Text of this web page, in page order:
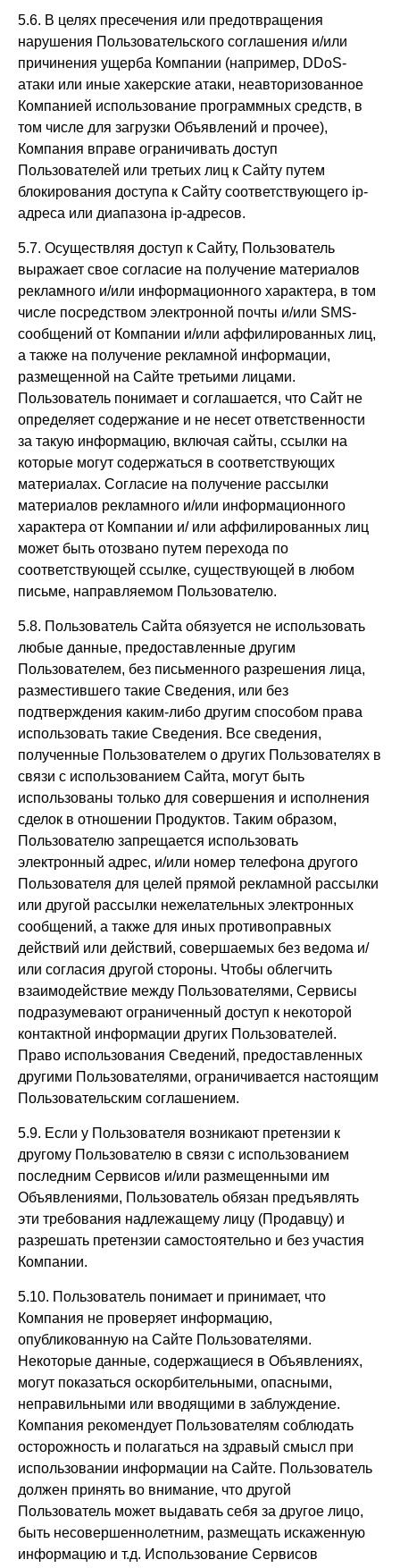
5.6. В целях пресечения или предотвращения
нарушения Пользовательского соглашения и/или
причинения ущерба Компании (например, DDoS-
атаки или иные хакерские атаки, неавторизованное
Компанией использование программных средств, в
том числе для загрузки Объявлений и прочее),
Компания вправе ограничивать доступ
Пользователей или третьих лиц к Сайту путем
блокирования доступа к Сайту соответствующего ip-
адреса или диапазона ip-адресов.
5.7. Осуществляя доступ к Сайту, Пользователь
выражает свое согласие на получение материалов
рекламного и/или информационного характера, в том
числе посредством электронной почты и/или SMS-
сообщений от Компании и/или аффилированных лиц,
а также на получение рекламной информации,
размещенной на Сайте третьими лицами.
Пользователь понимает и соглашается, что Сайт не
определяет содержание и не несет ответственности
за такую информацию, включая сайты, ссылки на
которые могут содержаться в соответствующих
материалах. Согласие на получение рассылки
материалов рекламного и/или информационного
характера от Компании и/ или аффилированных лиц
может быть отозвано путем перехода по
соответствующей ссылке, существующей в любом
письме, направляемом Пользователю.
5.8. Пользователь Сайта обязуется не использовать
любые данные, предоставленные другим
Пользователем, без письменного разрешения лица,
разместившего такие Сведения, или без
подтверждения каким-либо другим способом права
использовать такие Сведения. Все сведения,
полученные Пользователем о других Пользователях в
связи с использованием Сайта, могут быть
использованы только для совершения и исполнения
сделок в отношении Продуктов. Таким образом,
Пользователю запрещается использовать
электронный адрес, и/или номер телефона другого
Пользователя для целей прямой рекламной рассылки
или другой рассылки нежелательных электронных
сообщений, а также для иных противоправных
действий или действий, совершаемых без ведома и/
или согласия другой стороны. Чтобы облегчить
взаимодействие между Пользователями, Сервисы
подразумевают ограниченный доступ к некоторой
контактной информации других Пользователей.
Право использования Сведений, предоставленных
другими Пользователями, ограничивается настоящим
Пользовательским соглашением.
5.9. Если у Пользователя возникают претензии к
другому Пользователю в связи с использованием
последним Сервисов и/или размещенными им
Объявлениями, Пользователь обязан предъявлять
эти требования надлежащему лицу (Продавцу) и
разрешать претензии самостоятельно и без участия
Компании.
5.10. Пользователь понимает и принимает, что
Компания не проверяет информацию,
опубликованную на Сайте Пользователями.
Некоторые данные, содержащиеся в Объявлениях,
могут показаться оскорбительными, опасными,
неправильными или вводящими в заблуждение.
Компания рекомендует Пользователям соблюдать
осторожность и полагаться на здравый смысл при
использовании информации на Сайте. Пользователь
должен принять во внимание, что другой
Пользователь может выдавать себя за другое лицо,
быть несовершеннолетним, размещать искаженную
информацию и т.д. Использование Сервисов